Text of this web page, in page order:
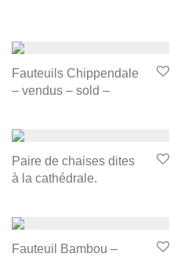
Fauteuils Chippendale
– vendus – sold –
Paire de chaises dites
à la cathédrale.
Fauteuil Bambou –